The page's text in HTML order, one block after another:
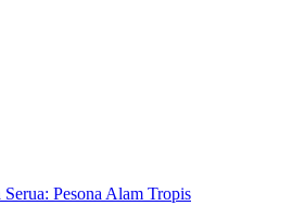
Pesona Alam Tropis